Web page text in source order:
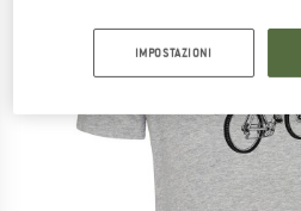
IMPOSTAZIONI